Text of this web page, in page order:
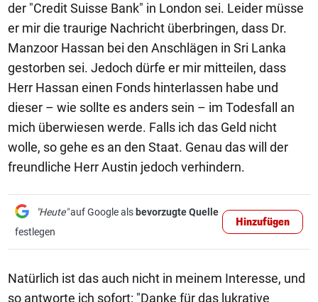
der "Credit Suisse Bank" in London sei. Leider müsse
er mir die traurige Nachricht überbringen, dass Dr.
Manzoor Hassan bei den Anschlägen in Sri Lanka
gestorben sei. Jedoch dürfe er mir mitteilen, dass
Herr Hassan einen Fonds hinterlassen habe und
dieser – wie sollte es anders sein – im Todesfall an
mich überwiesen werde. Falls ich das Geld nicht
wolle, so gehe es an den Staat. Genau das will der
freundliche Herr Austin jedoch verhindern.
"Heute"auf Google als bevorzugte Quelle
festlegen
Hinzufügen
Natürlich ist das auch nicht in meinem Interesse, und
so antworte ich sofort: "Danke für das lukrative